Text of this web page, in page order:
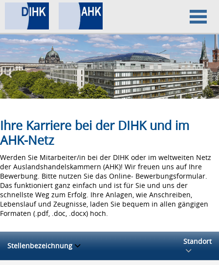
Home
Datenschutz
Impressum
Ihre Karriere bei der DIHK und im
AHK-Netz
Werden Sie Mitarbeiter/in bei der DIHK oder im weltweiten Netz
der Auslandshandelskammern (AHK)! Wir freuen uns auf Ihre
Bewerbung. Bitte nutzen Sie das Online- Bewerbungsformular.
Das funktioniert ganz einfach und ist für Sie und uns der
schnellste Weg zum Erfolg. Ihre Anlagen, wie Anschreiben,
Lebenslauf und Zeugnisse, laden Sie bequem in allen gängigen
Formaten (.pdf, .doc, .docx) hoch.
Stellenbezeichnung Standort